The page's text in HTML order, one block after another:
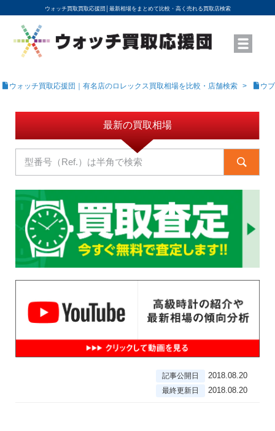
ウォッチ買取買取応援団│ 最新相場をまとめて比較・高く売れる買取店検索
YouTubeで動画を公開中
ROLEXモデル名から買取相場を調べる
高級時計ブランド名から買取相場を調べる
地域から買取店を探す
店舗名から買取店を探す
ブランド時計を高く売る方法
買取査定を依頼する
ウォッチ買取応援団｜有名店のロレックス買取相場を比較・店舗検索 ウ
最新の買取相場
記事公開日 2018.08.20
最終更新日 2018.08.20